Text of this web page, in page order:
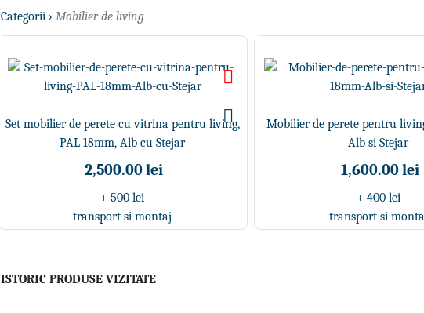
Categorii › Mobilier de living
Set mobilier de perete cu vitrina pentru living,
PAL 18mm, Alb cu Stejar
2,500.00 lei
+ 500 lei
transport si montaj
Mobilier de perete pentru
Alb si Stejar
1,600.00 lei
+ 400 lei
transport si
ISTORIC PRODUSE VIZITATE